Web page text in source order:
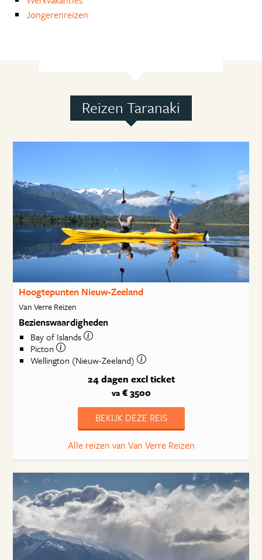
Jongerenreizen
Reizen Taranaki
Hoogtepunten Nieuw-Zeeland
Van Verre Reizen
Bezienswaardigheden
Bay of Islands
Picton
Wellington (Nieuw-Zeeland)
24 dagen excl ticket
va€ 3500
BEKIJK DEZE REIS
Alle reizen van Van Verre Reizen